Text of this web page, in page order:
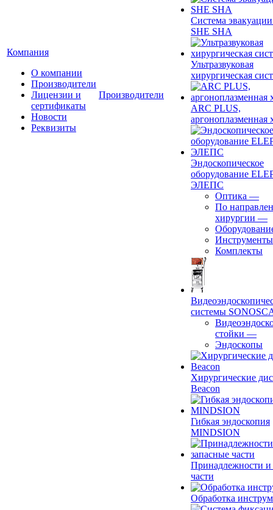
Компания
О компании
Производители
Лицензии и
сертификаты
Новости
Реквизиты
Производители
Система
SHE SHA
Ультразвуковая
хирургическая
ARC PLUS,
аргоноплазменная
Эндоскопическое
оборудование
ЭЛЕПС
Оптика —
По
хирургии —
Инструменты
Комплекты
системы
стойки —
Эндоскопы
Хирургические
Beacon
Гибкая эндоскопия
MINDSION
Принадлежности и
части
Обработка